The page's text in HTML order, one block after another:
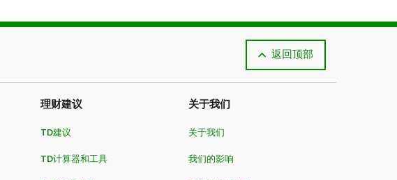
返回顶部
理财建议
TD建议
TD计算器和工具
关于我们
关于我们
我们的影响